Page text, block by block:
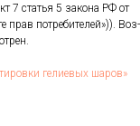
7 статья 5 за­кона РФ от
прав пот­ре­бите­лей»)). Воз­
ге­ли­евых ша­ров»